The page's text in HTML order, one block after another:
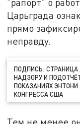
"рапорт" о
Царьграда
прямо
неправду.
ПОДПИСЬ: СТРАНИЦА
НАДЗОРУ И
ПОКАЗАНИЯХ
КОНГРЕССА США
Тем не менее